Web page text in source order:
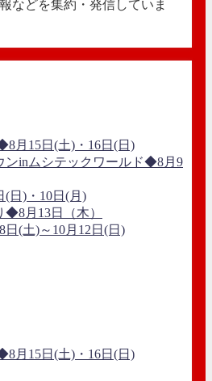
などを集約・発信していま
月15日(土)・16日(日)
ンinムシテックワールド◆8月9
日)・10日(月)
◆8月13日（木）
(土)～10月12日(日)
月15日(土)・16日(日)